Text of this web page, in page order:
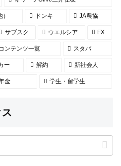
ドンキ JA農協
サブスク ウエルシア FX
ンテンツ一覧 スタバ
ー 解約 新社会人
金 学生・留学生